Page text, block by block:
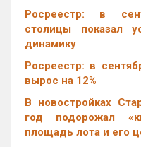
Росреестр: в
столицы показал
динамику
Росреестр: в
вырос на 12%
В новостройках
год подорожал
площадь лота и его